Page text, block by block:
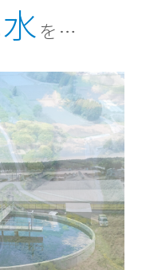
水 を…